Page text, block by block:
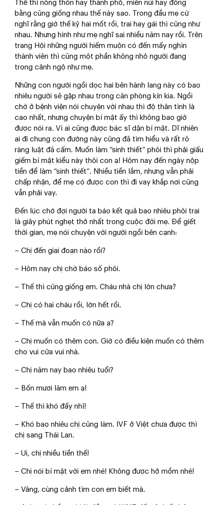
Thế thì nông thôn hay thành phố, miền núi hay đồng
bằng cũng giống nhau thế này sao. Trong đầu mẹ cứ
nghĩ rằng giờ thế kỷ hai mốt rồi, trai hay gái thì cũng như
nhau. Nhưng hình như mẹ nghĩ sai nhiều năm nay rồi. Trên
trang Hội những người hiếm muộn có đến mấy nghìn
thành viên thì cũng một phần không nhỏ người đang
trong cảnh ngộ như mẹ.
Những con người ngồi dọc hai bên hành lang này có bao
nhiêu người sẽ gặp nhau trong căn phòng kín kia. Ngồi
chờ ở bệnh viện nói chuyện với nhau thì độ thân tình là
cao nhất, nhưng chuyện bí mật ấy thì không bao giờ
được nói ra. Vì ai cũng được bác sĩ dặn bí mật. Dĩ nhiên
ai đi chung con đường này cũng đã tìm hiểu và rất rõ
ràng luật đã cấm. Muốn làm “sinh thiết” phôi thì phải giấu
giếm bí mật kiểu này thôi con ạ! Hôm nay đến ngày nộp
tiền để làm “sinh thiết”. Nhiều tiền lắm, nhưng vẫn phải
chấp nhận, để mẹ có được con thì đi vay khắp nơi cũng
vẫn phải vay.
Đến lúc chờ đợi người ta báo kết quả bao nhiêu phôi trai
là giây phút nghẹt thở nhất trong cuộc đời mẹ. Để giết
thời gian, mẹ nói chuyện với người ngồi bên cạnh:
– Chị đến giai đoạn nào rồi?
– Hôm nay chị chờ báo số phôi.
– Thế thì cũng giống em. Cháu nhà chị lớn chưa?
– Chị có hai cháu rồi, lớn hết rồi.
– Thế mà vẫn muốn có nữa ạ?
– Chị muốn có thêm con. Giờ có điều kiện muốn có thêm
cho vui cửa vui nhà.
– Chị năm nay bao nhiêu tuổi?
– Bốn mươi lăm em ạ!
– Thế thì khó đấy nhỉ!
– Khó bao nhiêu chị cũng làm. IVF ở Việt chưa được thì
chị sang Thái Lan.
– Ui, chị nhiều tiền thế!
– Chị nói bí mật với em nhé! Không được hở mồm nhé!
– Vâng, cùng cảnh tìm con em biết mà.